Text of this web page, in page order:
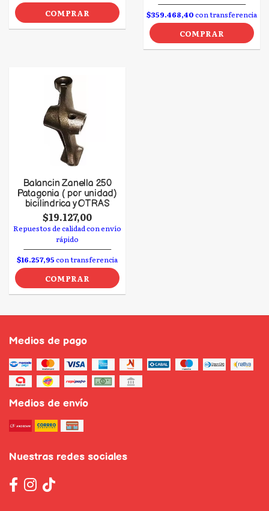
COMPRAR
$359.468,40con transferencia
COMPRAR
Balancin Zanella 250
Patagonia ( por unidad)
bicilindrica y OTRAS
$19.127,00
Repuestos de calidad con envío
rápido
$16.257,95con transferencia
COMPRAR
Medios de pago
Medios de envío
Nuestras redes sociales